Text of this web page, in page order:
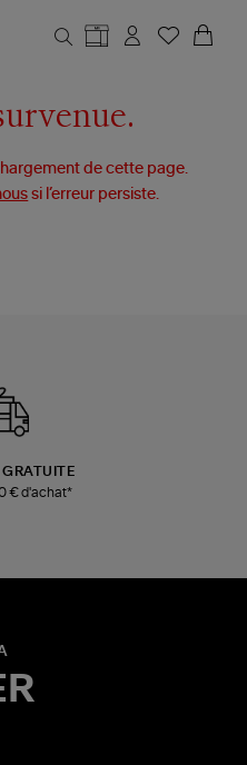
de cette page.
si l’erreur persiste.
GRATUITE
€ d'achat*